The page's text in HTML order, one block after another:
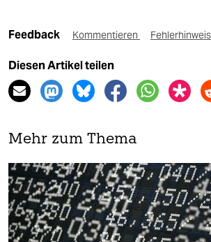
Feedback Kommentieren Fehlerhinweis
Diesen Artikel teilen
Mehr zum Thema